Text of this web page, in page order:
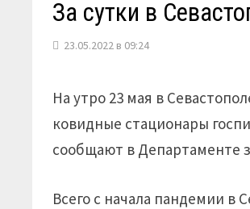
За сутки в
23.05.2022 в 09:24
На утро 23 мая в
ковидные стационары
сообщают в Департаменте
Всего с начала пандемии в